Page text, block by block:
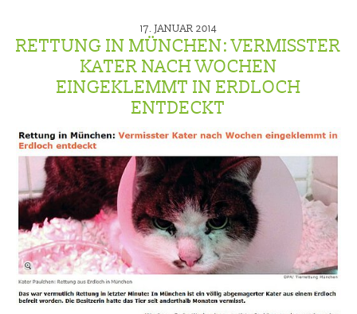
17. JANUAR 2014
RETTUNG IN MÜNCHEN: VERMISSTER
KATER NACH WOCHEN
EINGEKLEMMT IN ERDLOCH
ENTDECKT